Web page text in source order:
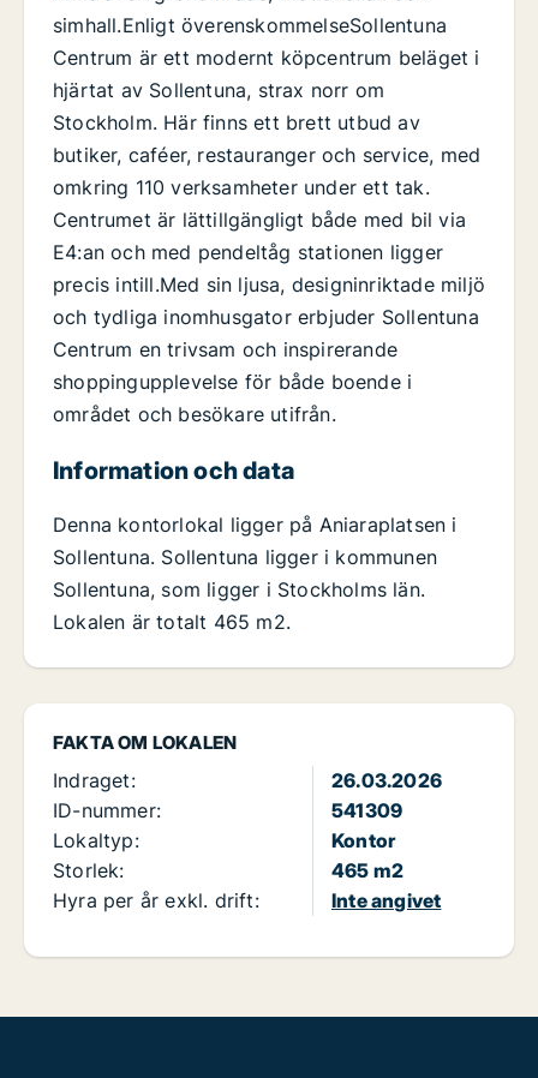
FAKTA OM LOKALEN
Indraget:
26.03.2026
ID-nummer:
541309
Lokaltyp:
Kontor
Storlek:
465 m2
Hyra per år exkl. drift:
Inte angivet
simhall.Enligt överenskommelseSollentuna
Centrum är ett modernt köpcentrum beläget i
hjärtat av Sollentuna, strax norr om
Stockholm. Här finns ett brett utbud av
butiker, caféer, restauranger och service, med
omkring 110 verksamheter under ett tak.
Centrumet är lättillgängligt både med bil via
E4:an och med pendeltåg stationen ligger
precis intill.Med sin ljusa, designinriktade miljö
och tydliga inomhusgator erbjuder Sollentuna
Centrum en trivsam och inspirerande
shoppingupplevelse för både boende i
området och besökare utifrån.
Information och data
Denna kontorlokal ligger på Aniaraplatsen i
Sollentuna. Sollentuna ligger i kommunen
Sollentuna, som ligger i Stockholms län.
Lokalen är totalt 465 m2.